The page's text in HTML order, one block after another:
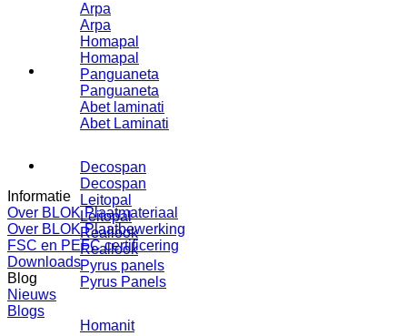
Arpa
Arpa
Homapal
Homapal
Panguaneta
Panguaneta
Abet laminati
Abet Laminati
Decospan
Decospan
Leitopal
Leitopal
Reallook
Reallook
Pyrus panels
Pyrus Panels
Homanit
Informatie
Over BLOK Plaatmateriaal
Over BLOK Plaatbewerking
FSC en PEFC certificering
Downloads
Blog
Nieuws
Blogs